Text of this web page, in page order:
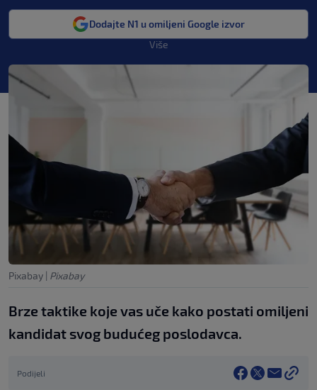
Dodajte N1 u omiljeni Google izvor
Više
Pixabay | Pixabay
Brze taktike koje vas uče kako postati omiljeni
kandidat svog budućeg poslodavca.
Podijeli